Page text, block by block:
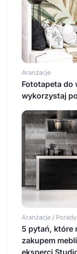
Aranżacje
​Fototapeta do
wykorzystaj
Aranżacje / Porady
5 pytań, które
zakupem